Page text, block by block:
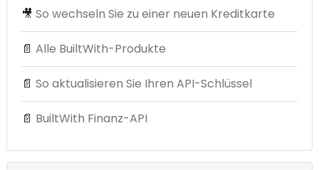
🎥 So wechseln Sie zu einer neuen Kreditkarte
📄 Alle BuiltWith-Produkte
📄 So aktualisieren Sie Ihren API-Schlüssel
📄 BuiltWith Finanz-API